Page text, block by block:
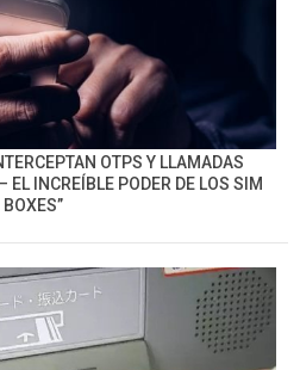
OTPS Y LLAMADAS
EL INCREÍBLE PODER DE LOS SIM
BOXES”